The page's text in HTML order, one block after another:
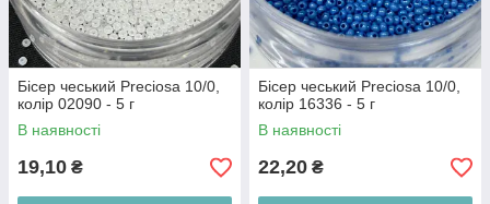
Бісер чеський Preciosa 10/0,
колір 02090 - 5 г
В наявності
19,10 ₴
Бісер чеський Preciosa 10/0,
колір 16336 - 5 г
В наявності
22,20 ₴